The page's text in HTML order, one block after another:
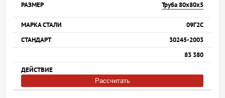
Труба 80х80х5
09Г2С
30245-2003
83 380
Рассчитать